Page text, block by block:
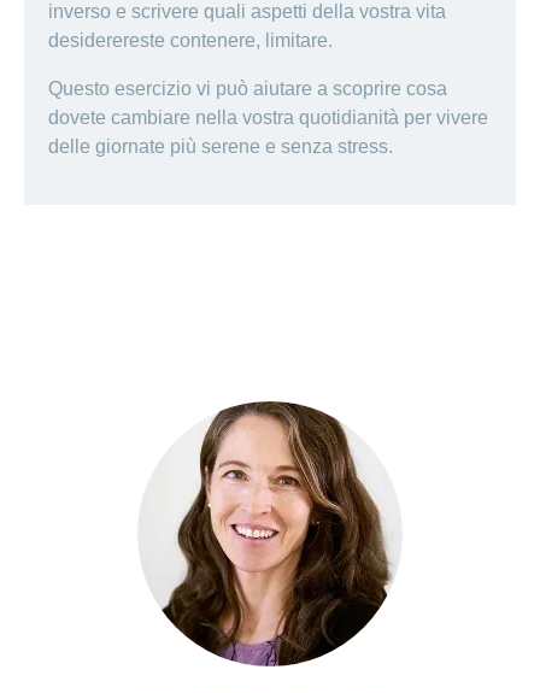
inverso e scrivere quali aspetti della vostra vita
desiderereste contenere, limitare.
Questo esercizio vi può aiutare a scoprire cosa
dovete cambiare nella vostra quotidianità per vivere
delle giornate più serene e senza stress.